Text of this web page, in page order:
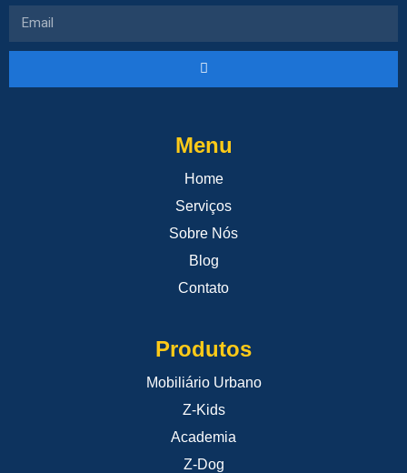
Menu
Home
Serviços
Sobre Nós
Blog
Contato
Produtos
Mobiliário Urbano
Z-Kids
Academia
Z-Dog